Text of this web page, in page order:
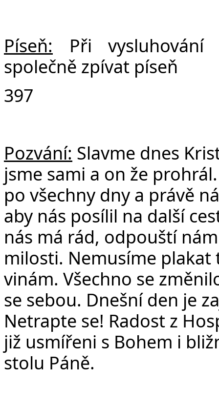
Píseň: Při vysluhování
společně zpívat píseň
397
Pozvání: Slavme dnes
jsme sami a on že
po všechny dny a právě
aby nás posílil na další
nás má rád, odpouští
milosti. Nemusíme plakat
vinám. Všechno se
se sebou. Dnešní den je
Netrapte se! Radost z
již usmířeni s Bohem i
stolu Páně.